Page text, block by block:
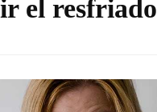
el resfriado